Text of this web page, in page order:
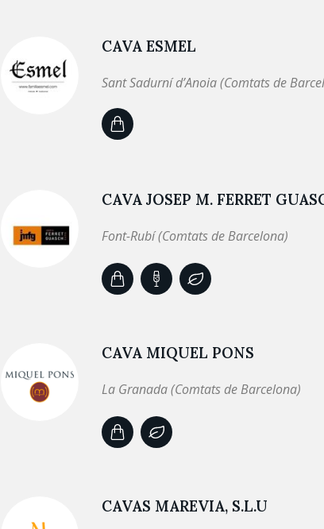
CAVA ESMEL
Sant Sadurní d’Anoia (Comtats de
CAVA JOSEP M. FERRET
Font-Rubí (Comtats de Barcelona)
CAVA MIQUEL PONS
La Granada (Comtats de Barcelona)
CAVAS MAREVIA, S.L.U